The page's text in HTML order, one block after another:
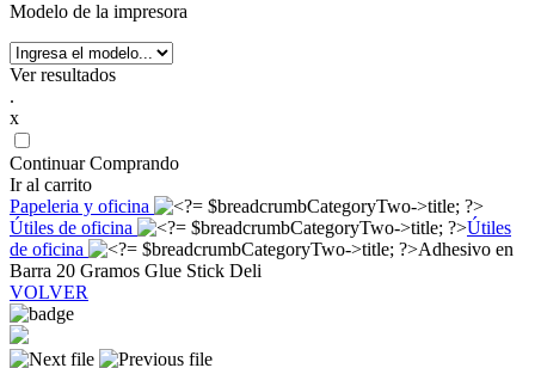
Modelo de la impresora
Ver resultados
.
x
Continuar Comprando
Ir al carrito
Papeleria y oficina
Útiles de oficina
Útiles
de oficina
Adhesivo en
Barra 20 Gramos Glue Stick Deli
VOLVER